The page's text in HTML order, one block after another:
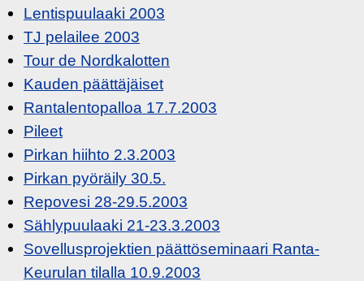
Lentispuulaaki 2003
TJ pelailee 2003
Tour de Nordkalotten
Kauden päättäjäiset
Rantalentopalloa 17.7.2003
Pileet
Pirkan hiihto 2.3.2003
Pirkan pyöräily 30.5.
Repovesi 28-29.5.2003
Sählypuulaaki 21-23.3.2003
Sovellusprojektien päättöseminaari Ranta-
Keurulan tilalla 10.9.2003